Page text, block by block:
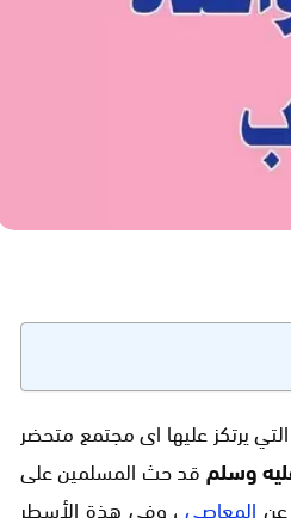
يرتكز عليها اى مجتمع متحضر
وسلمقد حث المسلمين على
عن المعاصي، وفى هذة الأسطر